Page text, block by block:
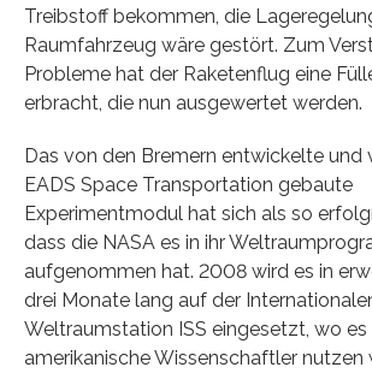
Treibstoff bekommen, die
Raumfahrzeug wäre gestört. Zum
Probleme hat der Raketenflug eine
erbracht, die nun ausgewertet werden.
Das von den Bremern entwickelte und
EADS Space Transportation gebaute
Experimentmodul hat sich als so
dass die NASA es in ihr
aufgenommen hat. 2008 wird es in
drei Monate lang auf der
Weltraumstation ISS eingesetzt, wo es
amerikanische Wissenschaftler nutzen